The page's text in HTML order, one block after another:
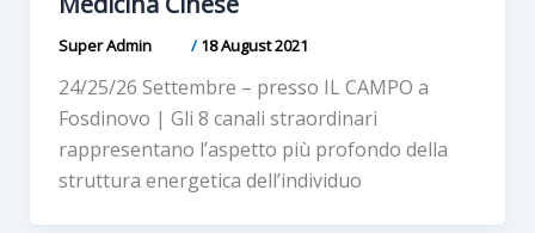
Super Admin /18 August 2021
24/25/26 Settembre – presso IL CAMPO a
Fosdinovo | Gli 8 canali straordinari
rappresentano l’aspetto più profondo della
struttura energetica dell’individuo